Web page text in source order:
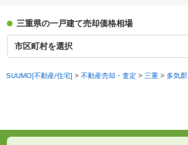
三重県の一戸建て売却価格相場
市区町村を選択
SUUMO[不動産/住宅] > 不動産売却・査定 > 三重 > 多気郡